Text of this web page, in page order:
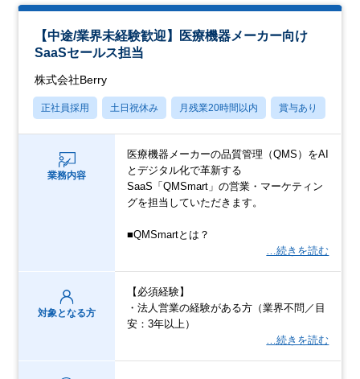
【中途/業界未経験歓迎】医療機器メーカー向け
SaaSセールス担当
株式会社Berry
正社員採用 土日祝休み 月残業20時間以内 賞与あり
業務内容
医療機器メーカーの品質管理（QMS）をAI
とデジタル化で革新する
SaaS「QMSmart」の営業・マーケティン
グを担当していただきます。
■QMSmartとは？
…続きを読む
対象となる方
【必須経験】
・法人営業の経験がある方（業界不問／目
安：3年以上）
…続きを読む